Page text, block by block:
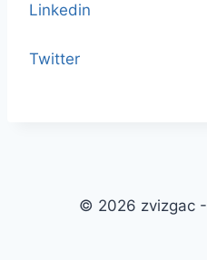
Linkedin
Twitter
© 2026 zvizgac -